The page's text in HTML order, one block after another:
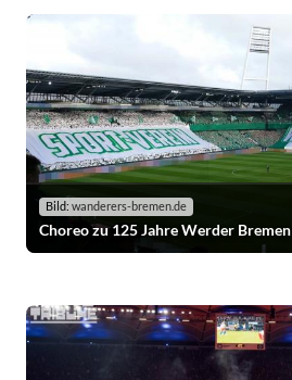
Bild: wanderers-bremen.de
Choreo zu 125 Jahre Werder Bremen